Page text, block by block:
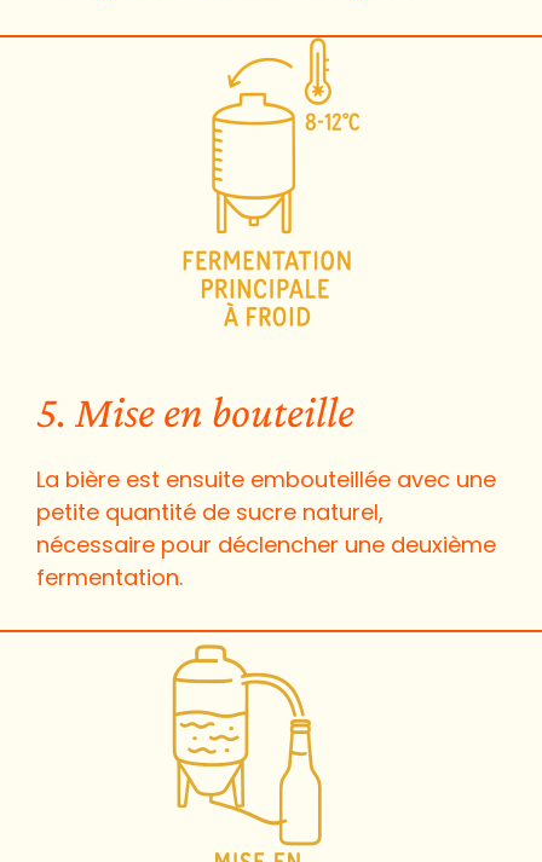
5. Mise en bouteille
La bière est ensuite embouteillée avec une
petite quantité de sucre naturel,
nécessaire pour déclencher une deuxième
fermentation.